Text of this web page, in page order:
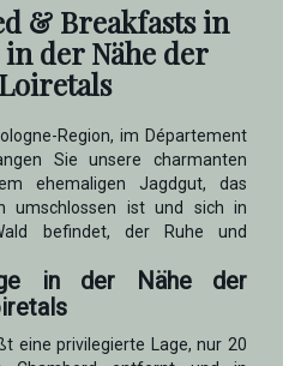
& Breakfasts in
der Nähe der
Region, im Département
Sie unsere charmanten
ehemaligen Jagdgut, das
umschlossen ist und sich in
befindet, der Ruhe und
in der Nähe der
eine privilegierte Lage, nur 20